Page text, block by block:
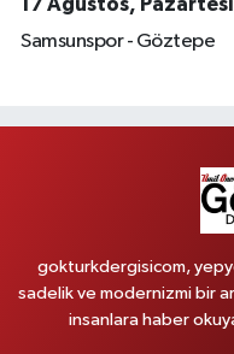
17 Ağustos, Pazartesi
Samsunspor - Göztepe
gokturkdergisicom,
sadelik ve modernizmi bir
insanlara haber